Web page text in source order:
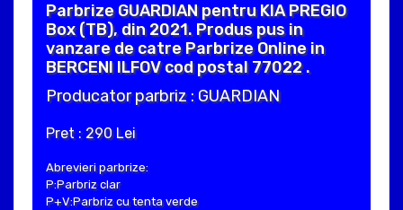
Parbrize GUARDIAN pentru KIA PREGIO
Box (TB), din 2021. Produs pus in
vanzare de catre Parbrize Online in
BERCENI ILFOV cod postal 77022 .
Producator parbriz : GUARDIAN
Pret : 290 Lei
Abrevieri parbrize:
P:Parbriz clar
P+V:Parbriz cu tenta verde